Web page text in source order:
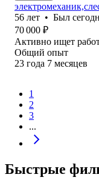
56 лет • Был
70 000 ₽
Активно ищет
Общий опыт
23 года 7 месяцев
1
2
3
...
Быстрые